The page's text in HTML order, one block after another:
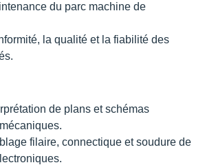
du parc machine de
la qualité et la fiabilité des
de plans et schémas
filaire, connectique et soudure de